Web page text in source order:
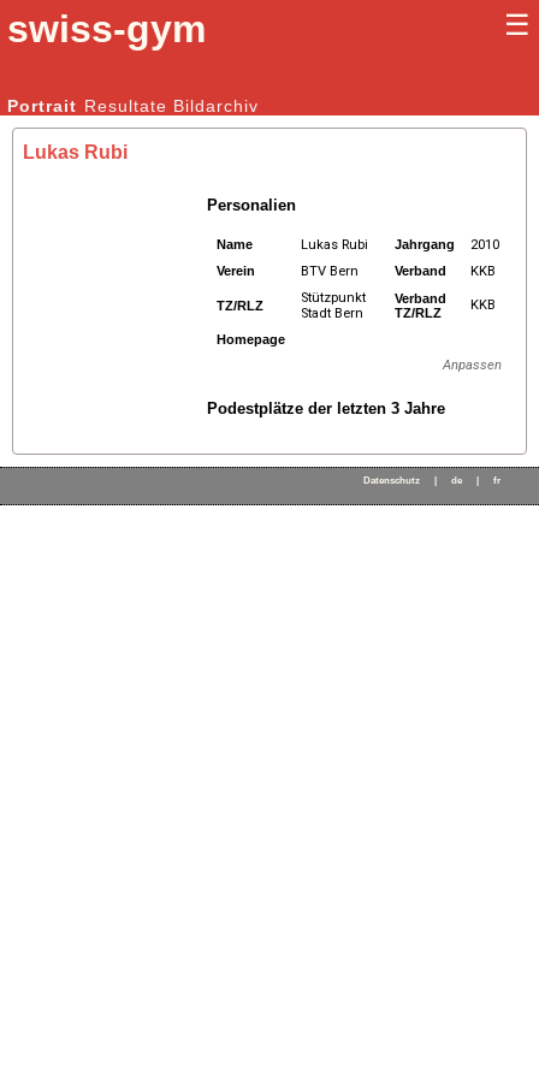
swiss-gym ☰
Kunstturnen Männer | Kunstturnen Frauen
Portrait Resultate Bildarchiv
Lukas Rubi
Personalien
Name Lukas Rubi Jahrgang 2010
Verein BTV Bern Verband KKB
TZ/RLZ
Stützpunkt
Stadt Bern
Verband
TZ/RLZ
KKB
Homepage
Anpassen
Podestplätze der letzten 3 Jahre
Datenschutz de fr